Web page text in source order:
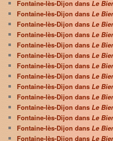
Fontaine-lès-Dijon dansLe
Fontaine-lès-Dijon dansLe
Fontaine-lès-Dijon dansLe
Fontaine-lès-Dijon dansLe
Fontaine-lès-Dijon dansLe
Fontaine-lès-Dijon dansLe
Fontaine-lès-Dijon dansLe
Fontaine-lès-Dijon dansLe
Fontaine-lès-Dijon dansLe
Fontaine-lès-Dijon dansLe
Fontaine-lès-Dijon dansLe
Fontaine-lès-Dijon dansLe
Fontaine-lès-Dijon dansLe
Fontaine-lès-Dijon dansLe